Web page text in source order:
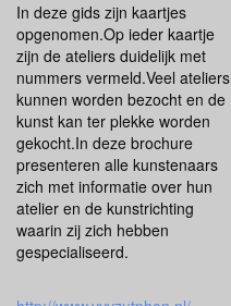
In deze gids zijn kaartjes
opgenomen.Op ieder kaartje
zijn de ateliers duidelijk met
nummers vermeld.Veel ateliers
kunnen worden bezocht en de
kunst kan ter plekke worden
gekocht.In deze brochure
presenteren alle kunstenaars
zich met informatie over hun
atelier en de kunstrichting
waarin zij zich hebben
gespecialiseerd.